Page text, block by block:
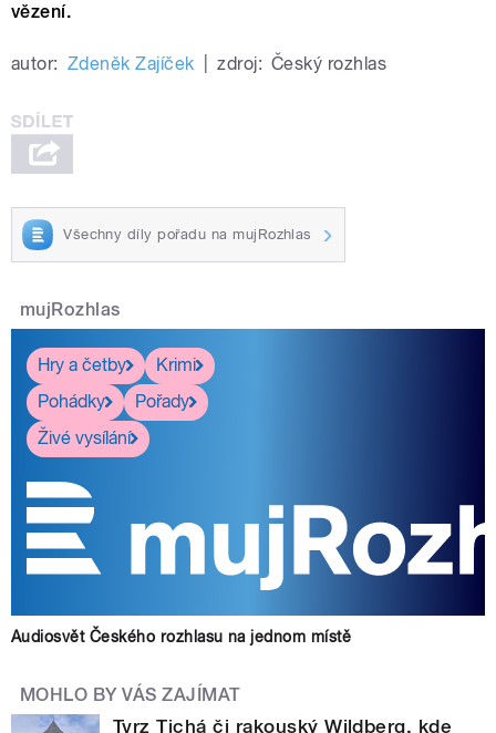
vězení.
autor: Zdeněk Zajíček zdroj: Český rozhlas
Všechny díly pořadu na mujRozhlas
mujRozhlas
Hry a četby
Krimi
Pohádky
Pořady
Živé vysílání
Audiosvět Českého rozhlasu na jednom místě
MOHLO BY VÁS ZAJÍMAT
Tvrz Tichá či rakouský Wildberg, kde